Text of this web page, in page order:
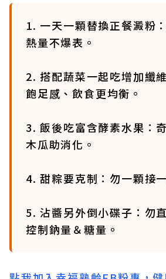
1. 一天一顆替換正餐澱粉
熱量不爆表。
2. 搭配蔬菜一起吃增加纖
飽足感、飲食更均衡。
3. 飯後吃富含酵素水果：
木瓜助消化。
4. 甜粽要克制：勿一顆接
5. 沾醬另外倒小碟子：勿
控制鈉量＆糖量。